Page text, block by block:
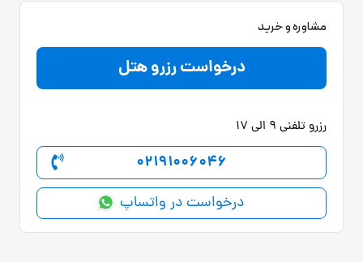
مشاوره و خرید
درخواست رزرو هتل
رزرو تلفنی 9 الی 17
02191006046
درخواست در واتساپ